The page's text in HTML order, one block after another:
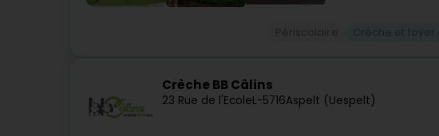
Crèche BB Câlins
23 Rue de l'EcoleL-5716Aspelt (Uespelt)